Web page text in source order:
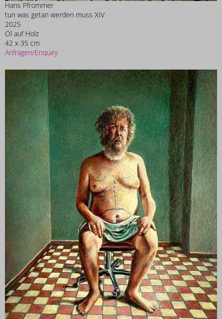
Hans Pfrommer
tun was getan werden muss XIV
2025
Öl auf Holz
42 x 35 cm
Anfragen/Enquiry